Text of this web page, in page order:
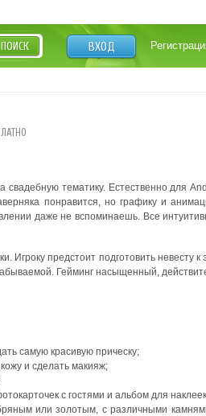
ВХОД
ПОИСК
тематику. Естественно для
понравится, но графику и
даже не вспоминаешь. Все
Игроку предстоит подготовить невесту
Гейминг насыщенный,
самую красивую прическу;
и сделать макияж;
с гостями и альбом для
или золотым, с различными